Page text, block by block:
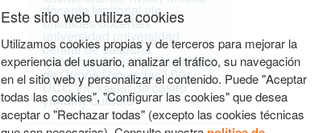
docente territorial vic
unidades docentes
universidad universidad
central de cataluña
Universidad de VicUniversitat
de GironaUrgencias UVic-
UCC Vicxavier de castro
yuhamy curbelo
Este sitio web utiliza cookies
Utilizamos cookies propias y de terceros para mejorar la
experiencia del usuario, analizar el tráfico, su navegación
en el sitio web y personalizar el contenido. Puede "Aceptar
todas las cookies", "Configurar las cookies" que desea
aceptar o "Rechazar todas" (excepto las cookies técnicas